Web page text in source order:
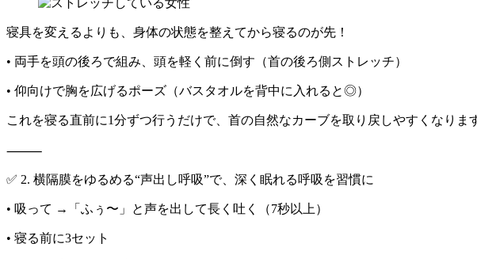
寝具を変えるよりも、身体の状態を整えてから寝るのが先！
• 両手を頭の後ろで組み、頭を軽く前に倒す（首の後ろ側ストレッチ）
• 仰向けで胸を広げるポーズ（バスタオルを背中に入れると◎）
これを寝る直前に1分ずつ行うだけで、首の自然なカーブを取り戻しやすくなりま
⸻
✅ 2. 横隔膜をゆるめる“声出し呼吸”で、深く眠れる呼吸を習慣に
• 吸って →「ふぅ〜」と声を出して長く吐く（7秒以上）
• 寝る前に3セット